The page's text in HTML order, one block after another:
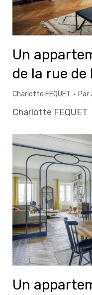
Un
de la rue de
Charlotte FEQUET Par
Charlotte FEQUET
Un